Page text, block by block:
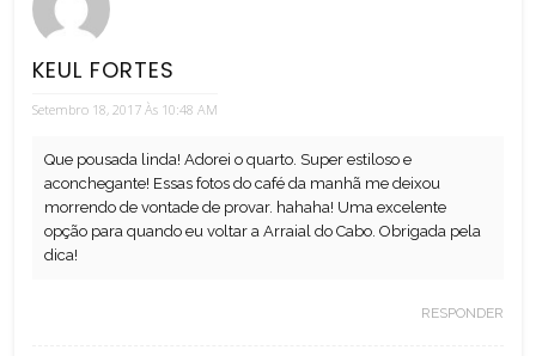
KEUL FORTES
Setembro 18, 2017 Às 10:48 AM
Que pousada linda! Adorei o quarto. Super estiloso e
aconchegante! Essas fotos do café da manhã me deixou
morrendo de vontade de provar. hahaha! Uma excelente
opção para quando eu voltar a Arraial do Cabo. Obrigada pela
dica!
RESPONDER